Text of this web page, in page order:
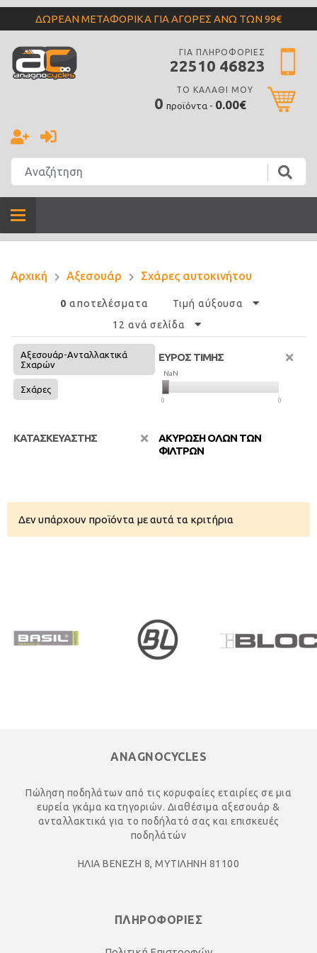
ΔΩΡΕΑΝ ΜΕΤΑΦΟΡΙΚΑ ΓΙΑ ΑΓΟΡΕΣ ΑΝΩ ΤΩΝ 99€
ΓΙΑ ΠΛΗΡΟΦΟΡΙΕΣ
22510 46823
ΤΟ ΚΑΛΑΘΙ ΜΟΥ
0 προϊόντα - 0.00€
Αρχική Αξεσουάρ Σχάρες αυτοκινήτου
0 αποτελέσματα
Τιμή αύξουσα
12 ανά σελίδα
Αξεσουάρ-Ανταλλακτικά
Σχαρών
Σχάρες
ΕΥΡΟΣ ΤΙΜΗΣ
NaN
NaN
0 0
ΚΑΤΑΣΚΕΥΑΣΤΗΣ
ΑΚΥΡΩΣΗ ΟΛΩΝ ΤΩΝ
ΦΙΛΤΡΩΝ
Δεν υπάρχουν προϊόντα με αυτά τα κριτήρια
ANAGNOCYCLES
Πώληση ποδηλάτων από τις κορυφαίες εταιρίες σε μια
ευρεία γκάμα κατηγοριών. Διαθέσιμα αξεσουάρ &
ανταλλακτικά για το ποδήλατό σας και επισκευές
ποδηλάτών
ΗΛΙΑ ΒΕΝΕΖΗ 8, ΜΥΤΙΛΗΝΗ 81100
ΠΛΗΡΟΦΟΡΙΕΣ